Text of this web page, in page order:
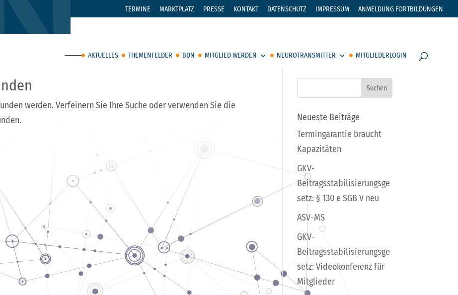
TERMINE MARKTPLATZ PRESSE KONTAKT DATENSCHUTZ IMPRESSUM ANMELDUNG FORTBILDUNGEN
AKTUELLES THEMENFELDER BDN MITGLIED WERDEN NEUROTRANSMITTER MITGLIEDERLOGIN
werden. Verfeinern Sie Ihre Suche oder verwenden Sie die
Neueste Beiträge
Termingarantie braucht
Kapazitäten
GKV-
Beitragsstabilisierungsge
setz: § 130 e SGB V neu
ASV-MS
GKV-
Beitragsstabilisierungsge
setz: Videokonferenz für
Mitglieder